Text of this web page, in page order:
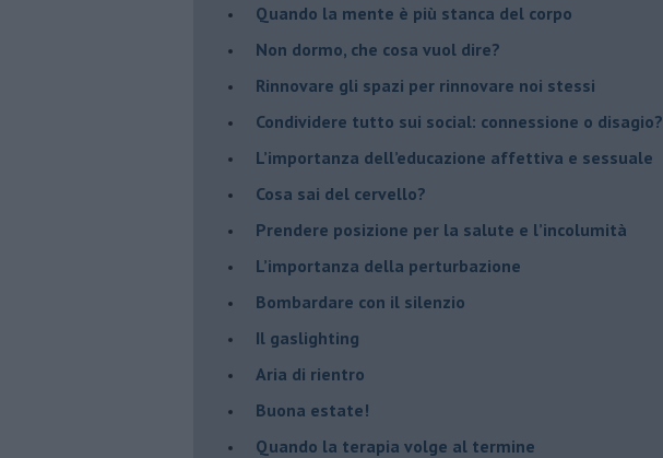
​Quando la mente è più stanca del corpo
Non dormo, che cosa vuol dire?
​Rinnovare gli spazi per rinnovare noi stessi
​Condividere tutto sui social: connessione o disagio?
​L’importanza dell’educazione affettiva e sessuale
​Cosa sai del cervello?
Prendere posizione per la salute e l’incolumità
L’importanza della perturbazione
​Bombardare con il silenzio
Il gaslighting
Aria di rientro
Buona estate!
​Quando la terapia volge al termine